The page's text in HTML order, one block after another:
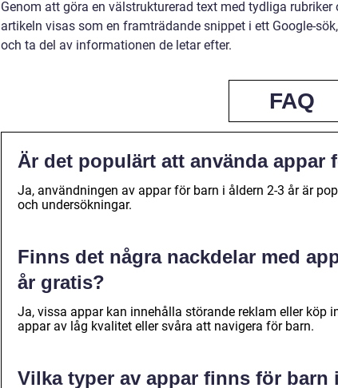
Genom att göra en välstrukturerad text med tydliga
artikeln visas som en framträdande snippet i ett Google-
och ta del av informationen de letar efter.
FAQ
Är det populärt att använda appar
Ja, användningen av appar för barn i åldern 2-3 år är
och undersökningar.
Finns det några nackdelar med
år gratis?
Ja, vissa appar kan innehålla störande reklam eller köp
appar av låg kvalitet eller svåra att navigera för barn.
Vilka typer av appar finns för barn